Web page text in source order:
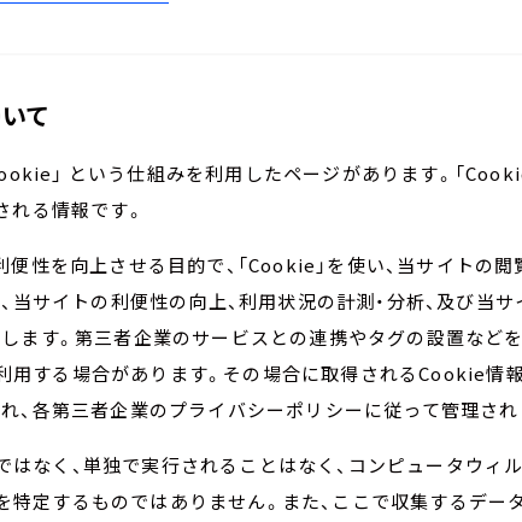
て
」 という仕組みを利用したページがあります。「
れる情報です。
便性を向上させる目的で、「Cookie」を使い、当サイトの
当サイトの利便性の向上、利用状況の計測・分析、及び当
ます。第三者企業のサービスとの連携やタグの設置など
用する場合があります。その場合に取得されるCookie情
、各第三者企業のプライバシーポリシーに従って管理され
はなく、単独で実行されることはなく、コンピュータウィ
特定するものではありません。また、ここで収集するデー